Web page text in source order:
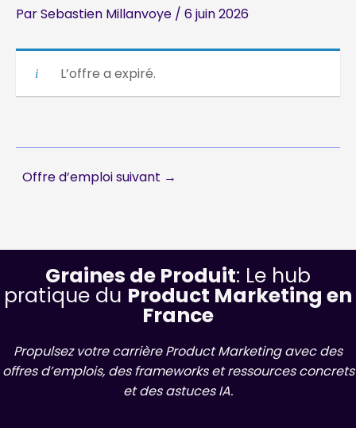
ParSebastien Millanvoye / 6 juin 2026
L’offre a expiré.
Offre d’emploi suivant →
Graines de Produit: Le hub
pratique du Product Marketing en
France
Propulsez votre carrière Product Marketing avec des
offres d’emplois, des frameworks et ressources concrets
et des astuces IA.